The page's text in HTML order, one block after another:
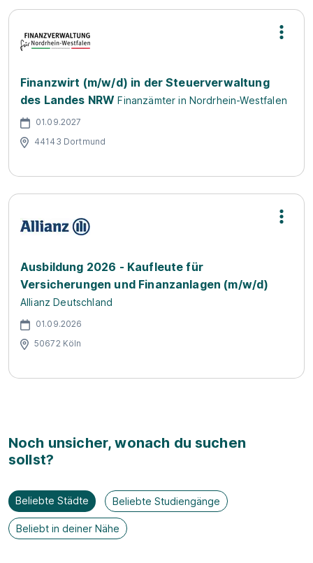
Finanzwirt (m/w/d) in der Steuerverwaltung
des Landes NRW Finanzämter in Nordrhein-Westfalen
01.09.2027
44143 Dortmund
Ausbildung 2026 - Kaufleute für
Versicherungen und Finanzanlagen (m/w/d)
Allianz Deutschland
01.09.2026
50672 Köln
Noch unsicher, wonach du suchen
sollst?
Beliebte Städte Beliebte Studiengänge
Beliebt in deiner Nähe